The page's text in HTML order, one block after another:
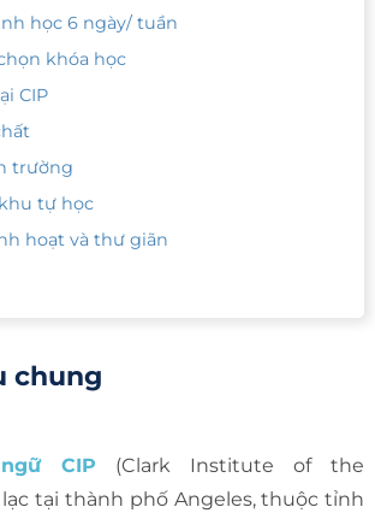
học 6 ngày/ tuần
khóa học
CIP
trường
tự học
hoạt và thư giãn
chung
CIP (Clark Institute of the
tại thành phố Angeles, thuộc tỉnh